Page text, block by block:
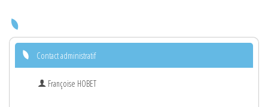
Contact administratif
Françoise HOBET